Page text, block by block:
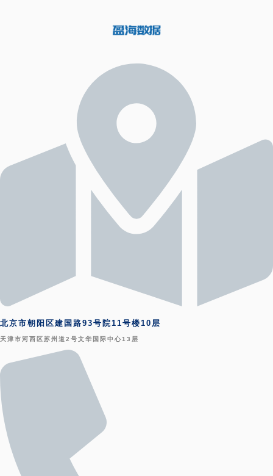
北京市朝阳区建国路93号院11号楼10层
天津市河西区苏州道2号文华国际中心13层